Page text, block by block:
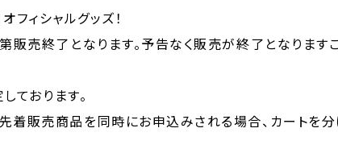
ィシャルグッズ！
販売終了となります。予告なく販売が終了となります
ております。
販売商品を同時にお申込みされる場合、カートを分